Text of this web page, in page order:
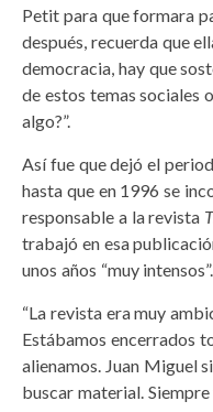
Petit para que formara
después, recuerda que
democracia, hay que
de estos temas sociales
algo?”.
Así fue que dejó el
hasta que en 1996 se
responsable a la revista
trabajó en esa
unos años “muy intensos”.
“La revista era muy
Estábamos encerrados
alienamos. Juan Miguel
buscar material.